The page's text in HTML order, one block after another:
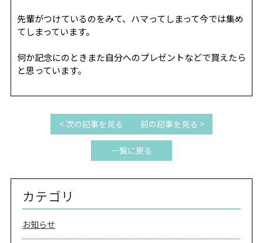
先輩がつけているのをみて、ハマってしまって今では集め
てしまっています。
何か記念にのときまた自分へのプレゼントなどで買えたら
と思っています。
< 次の記事を見る
一覧に戻る
前の記事を見る >
カテゴリ
お知らせ